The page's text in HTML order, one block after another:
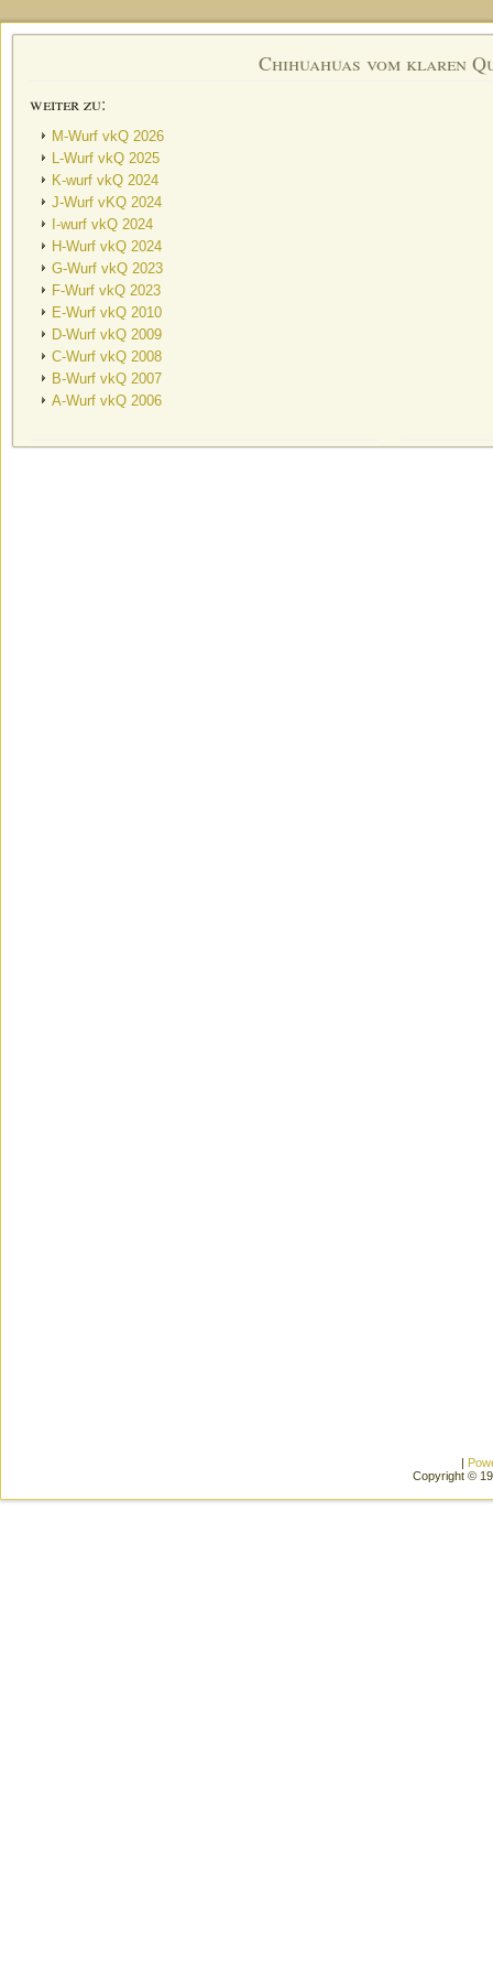
Chihuahuas vom klaren
weiter zu:
M-Wurf vkQ 2026
L-Wurf vkQ 2025
K-wurf vkQ 2024
J-Wurf vKQ 2024
I-wurf vkQ 2024
H-Wurf vkQ 2024
G-Wurf vkQ 2023
F-Wurf vkQ 2023
E-Wurf vkQ 2010
D-Wurf vkQ 2009
C-Wurf vkQ 2008
B-Wurf vkQ 2007
A-Wurf vkQ 2006
|
Copyright ©